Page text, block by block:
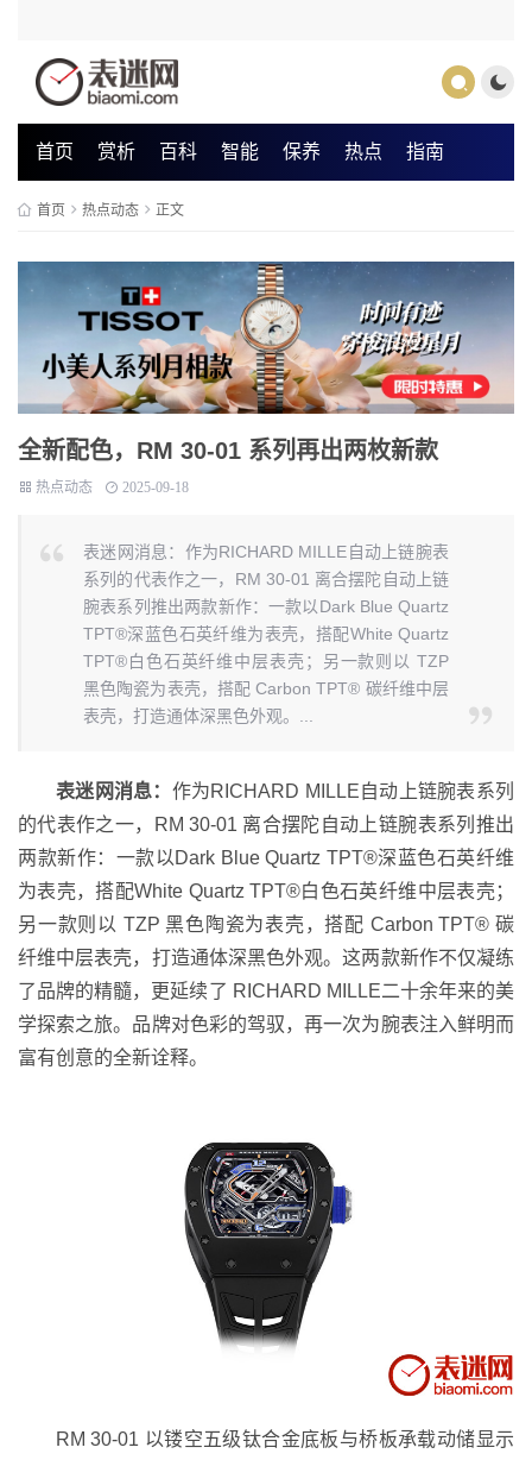
首页 赏析 百科 智能 保养 热点 指南
首页 热点动态 正文
全新配色，RM 30-01 系列再出两枚新款
热点动态 2025-09-18
表迷网消息：作为RICHARD MILLE自动上链腕表
系列的代表作之一，RM 30-01 离合摆陀自动上链
腕表系列推出两款新作：一款以Dark Blue Quartz
TPT®深蓝色石英纤维为表壳，搭配White Quartz
TPT®白色石英纤维中层表壳；另一款则以 TZP
黑色陶瓷为表壳，搭配 Carbon TPT® 碳纤维中层
表壳，打造通体深黑色外观。...
表迷网消息： 作为RICHARD MILLE自动上链腕表系列
的代表作之一，RM 30-01 离合摆陀自动上链腕表系列推出
两款新作：一款以Dark Blue Quartz TPT®深蓝色石英纤维
为表壳，搭配White Quartz TPT®白色石英纤维中层表壳；
另一款则以 TZP 黑色陶瓷为表壳，搭配 Carbon TPT® 碳
纤维中层表壳，打造通体深黑色外观。这两款新作不仅凝练
了品牌的精髓，更延续了 RICHARD MILLE二十余年来的美
学探索之旅。品牌对色彩的驾驭，再一次为腕表注入鲜明而
富有创意的全新诠释。
RM 30-01 以镂空五级钛合金底板与桥板承载动储显示